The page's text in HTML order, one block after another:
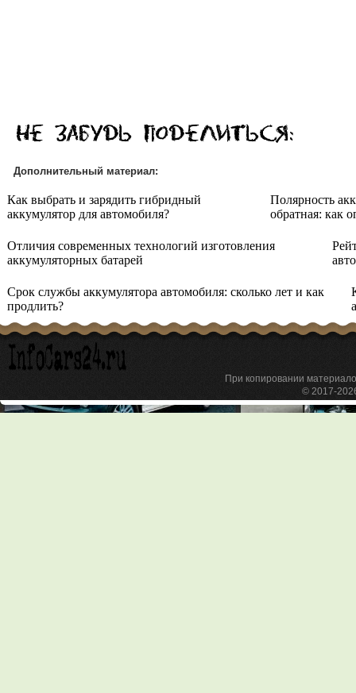
Дополнительный материал:
Как выбрать и зарядить гибридный
аккумулятор для автомобиля?
Полярность
обратная: как
Отличия современных технологий изготовления
аккумуляторных батарей
Срок службы аккумулятора автомобиля: сколько лет и как
продлить?
При копировании
© 2017-